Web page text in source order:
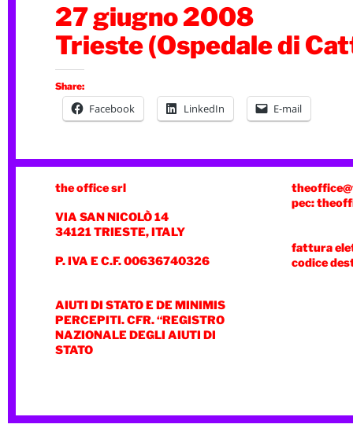
27 giugno 2008
Trieste (Ospedale di
Share:
Facebook LinkedIn E-mail
the office srl
VIA SAN NICOLÒ 14
34121 TRIESTE, ITALY
P. IVA E C.F. 00636740326
AIUTI DI STATO E DE MINIMIS
PERCEPITI. CFR. “REGISTRO
NAZIONALE DEGLI AIUTI DI
STATO
pec:
fattura
codice